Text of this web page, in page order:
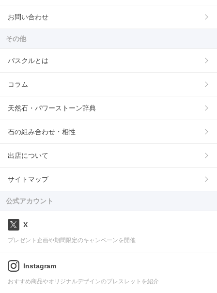
お問い合わせ
その他
パスクルとは
コラム
天然石・パワーストーン辞典
石の組み合わせ・相性
出店について
サイトマップ
公式アカウント
X
プレゼント企画や期間限定のキャンペーンを開催
Instagram
おすすめ商品やオリジナルデザインのブレスレットを紹介